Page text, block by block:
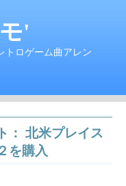
'
トロゲーム曲アレン
： 北米プレイス
を購入